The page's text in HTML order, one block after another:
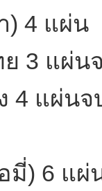
) 4 แผ่น
3 แผ่น
4 แผ่น
มี่) 6 แผ่